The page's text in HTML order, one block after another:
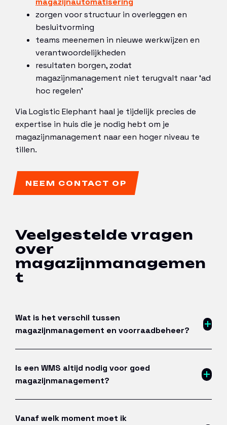
zorgen voor structuur in overleggen en
besluitvorming
teams meenemen in nieuwe werkwijzen en
verantwoordelijkheden
resultaten borgen, zodat
magazijnmanagement niet terugvalt naar ‘ad
hoc regelen’
Via Logistic Elephant haal je tijdelijk precies de
expertise in huis die je nodig hebt om je
magazijnmanagement naar een hoger niveau te
tillen.
NEEM CONTACT OP
Veelgestelde vragen
over
magazijnmanagemen
t
Wat is het verschil tussen
magazijnmanagement en voorraadbeheer?
Is een WMS altijd nodig voor goed
magazijnmanagement?
Vanaf welk moment moet ik